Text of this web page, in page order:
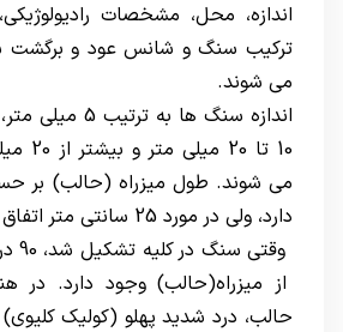
اندازه، محل، مشخصات
ترکیب سنگ و شانس عود و برگشت
می شوند.
10
می شوند. طول میزراه (حالب) بر
دارد، ولی در مورد 25 سانتی متر اتفاق نظر وجود دارد.
از میزراه(حالب) وجود دارد. در
حالب، درد شدید پهلو (کولیک